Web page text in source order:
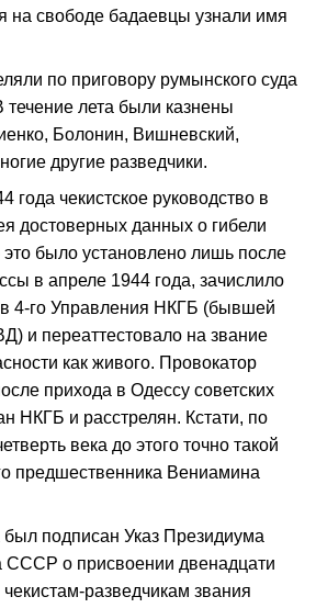
на свободе бадаевцы узнали имя
по приговору румынского суда
лета были казнены
Болонин, Вишневский,
другие разведчики.
года чекистское руководство в
достоверных данных о гибели
было установлено лишь после
в апреле 1944 года, зачислило
4-го Управления НКГБ (бывшей
и переаттестовало на звание
как живого. Провокатор
прихода в Одессу советских
НКГБ и расстрелян. Кстати, по
века до этого точно такой
предшественника Вениамина
подписан Указ Президиума
СССР о присвоении двенадцати
разведчикам звания